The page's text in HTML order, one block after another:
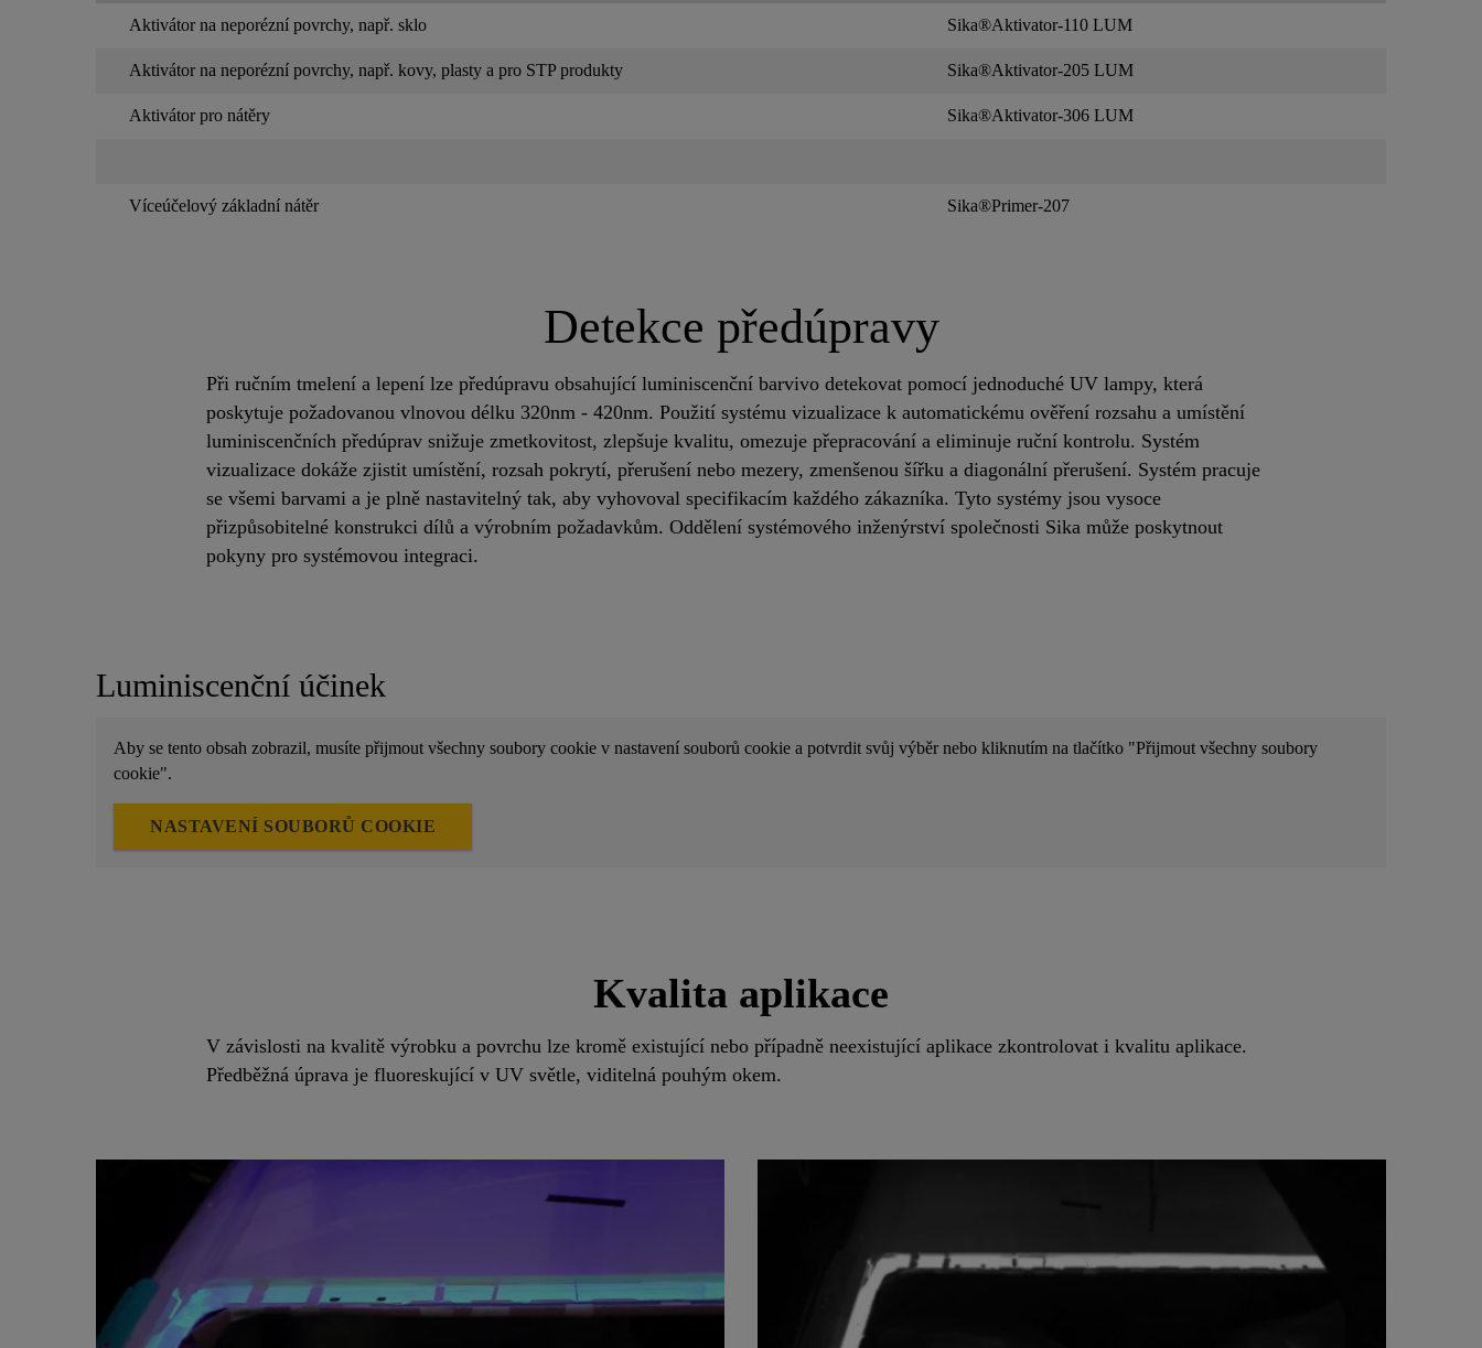
Aktivátor na neporézní povrchy, např. sklo Sika®Aktivator-110 LUM
Aktivátor na neporézní povrchy, např. kovy, plasty a pro STP produkty Sika®Aktivator-205 LUM
Aktivátor pro nátěry Sika®Aktivator-306 LUM
Víceúčelový základní nátěr Sika®Primer-207
Detekce předúpravy
Při ručním tmelení a lepení lze předúpravu obsahující luminiscenční barvivo detekovat pomocí jednoduché UV lampy, která
poskytuje požadovanou vlnovou délku 320nm - 420nm. Použití systému vizualizace k automatickému ověření rozsahu a umístění
luminiscenčních předúprav snižuje zmetkovitost, zlepšuje kvalitu, omezuje přepracování a eliminuje ruční kontrolu. Systém
vizualizace dokáže zjistit umístění, rozsah pokrytí, přerušení nebo mezery, zmenšenou šířku a diagonální přerušení. Systém pracuje
se všemi barvami a je plně nastavitelný tak, aby vyhovoval specifikacím každého zákazníka. Tyto systémy jsou vysoce
přizpůsobitelné konstrukci dílů a výrobním požadavkům. Oddělení systémového inženýrství společnosti Sika může poskytnout
pokyny pro systémovou integraci.
Luminiscenční účinek
Aby se tento obsah zobrazil, musíte přijmout všechny soubory cookie v nastavení souborů cookie a potvrdit svůj výběr nebo kliknutím na tlačítko "Přijmout všechny soubory
cookie".
NASTAVENÍ SOUBORŮ COOKIE
Kvalita aplikace
V závislosti na kvalitě výrobku a povrchu lze kromě existující nebo případně neexistující aplikace zkontrolovat i kvalitu aplikace.
Předběžná úprava je fluoreskující v UV světle, viditelná pouhým okem.